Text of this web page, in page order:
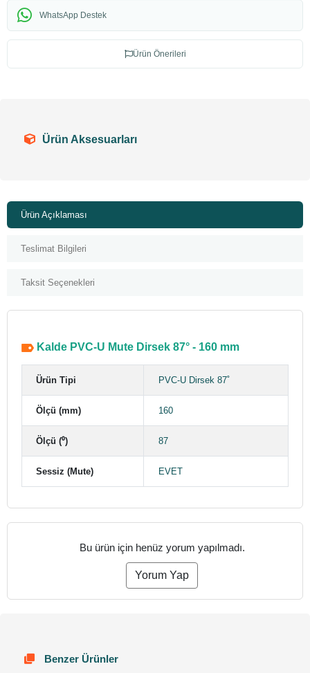
WhatsApp Destek
Ürün Önerileri
Ürün Aksesuarları
Ürün Açıklaması
Teslimat Bilgileri
Taksit Seçenekleri
Kalde PVC-U Mute Dirsek 87° - 160 mm
Ürün Tipi PVC-U Dirsek 87˚
Ölçü (mm) 160
Ölçü (⁰) 87
Sessiz (Mute) EVET
Bu ürün için henüz yorum yapılmadı.
Yorum Yap
Benzer Ürünler